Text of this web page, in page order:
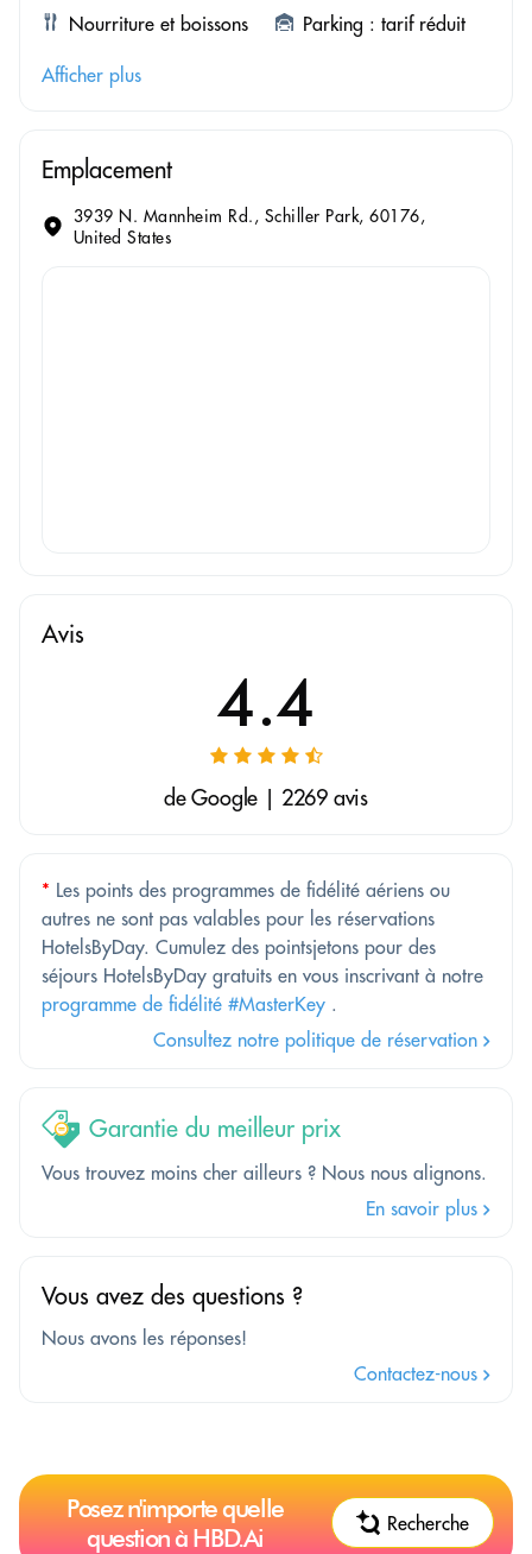
Nourriture et boissons
Parking : tarif réduit
Afficher plus
Emplacement
3939 N. Mannheim Rd., Schiller Park, 60176,
United States
Avis
4.4
de Google | 2269 avis
* Les points des programmes de fidélité aériens ou
autres ne sont pas valables pour les réservations
HotelsByDay. Cumulez des pointsjetons pour des
séjours HotelsByDay gratuits en vous inscrivant à notre
programme de fidélité #MasterKey .
Consultez notre politique de réservation
Garantie du meilleur prix
Vous trouvez moins cher ailleurs ? Nous nous alignons.
En savoir plus
Vous avez des questions ?
Nous avons les réponses!
Contactez-nous
Posez n'importe quelle
question à HBD.Ai
Recherche